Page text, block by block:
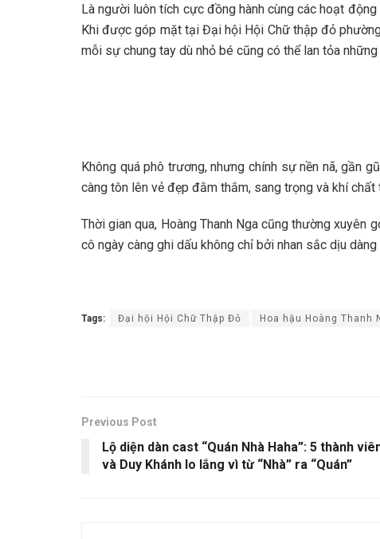
Là người luôn tích cực đồng hành cùng các hoạt
Khi được góp mặt tại Đại hội Hội Chữ thập đỏ
mỗi sự chung tay dù nhỏ bé cũng có thể lan tỏa
Không quá phô trương, nhưng chính sự nền nã, gần
càng tôn lên vẻ đẹp đằm thắm, sang trọng và khí
Thời gian qua, Hoàng Thanh Nga cũng thường xuyên
cô ngày càng ghi dấu không chỉ bởi nhan sắc dịu
Tags: Đại hội Hội Chữ Thập Đỏ Hoa hậu Hoàng Thanh
Previous Post
Lộ diện dàn cast “Quán Nhà Haha”: 5 thành
và Duy Khánh lo lắng vì từ “Nhà” ra “Quán”